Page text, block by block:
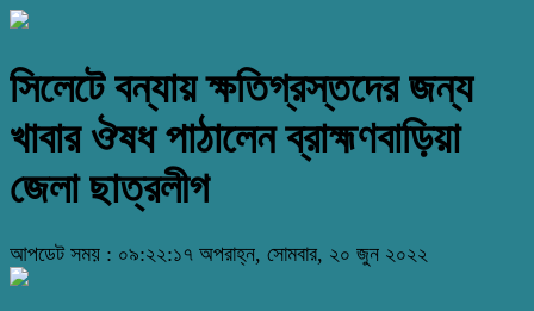
সিলেটে বন্যায় ক্ষতিগ্রস্তদের জন্য
খাবার ঔষধ পাঠালেন ব্রাহ্মণবাড়িয়া
জেলা ছাত্রলীগ
আপডেট সময় : ০৯:২২:১৭ অপরাহ্ন, সোমবার, ২০ জুন ২০২২